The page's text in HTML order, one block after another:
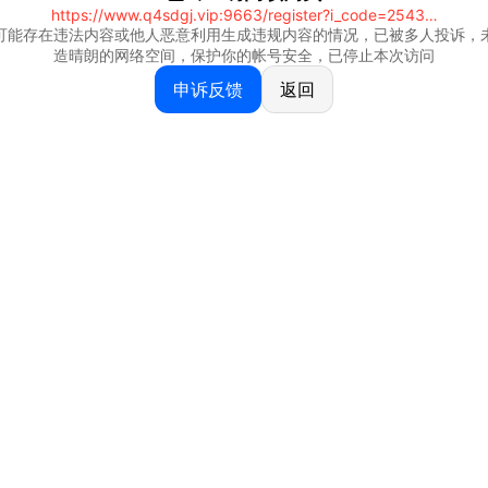
https://www.q4sdgj.vip:9663/register?i_code=25430844
能存在违法内容或他人恶意利用生成违规内容的情况，已被多人投诉，
造晴朗的网络空间，保护你的帐号安全，已停止本次访问
申诉反馈 返回